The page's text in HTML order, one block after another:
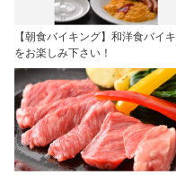
【朝食バイキング】和洋食バイ
をお楽しみ下さい！